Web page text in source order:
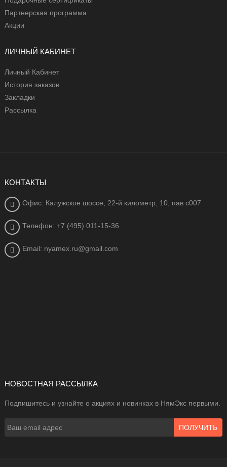
Партнерская программа
Акции
ЛИЧНЫЙ КАБИНЕТ
Личный Кабинет
История заказов
Закладки
Рассылка
КОНТАКТЫ
Офис: Калужское шоссе, 22-й километр, 10, пав с007
Телефон: +7 (495) 011-15-36
Email: nyamex.ru@gmail.com
НОВОСТНАЯ РАССЫЛКА
Подпишитесь и узнайте о акциях и новинках в НямЭкс первыми.
ПОЛУЧИТЬ